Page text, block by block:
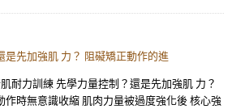
是先加強肌 力？ 阻礙矯正動作的進
耐力訓練 先學力量控制？還是先加強肌 力？
作時無意識收縮 肌肉力量被過度強化後 核心強